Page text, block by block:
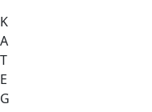
K
A
T
E
G